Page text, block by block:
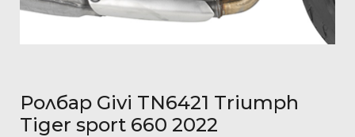
Ролбар Givi TN6421 Triumph
Tiger sport 660 2022